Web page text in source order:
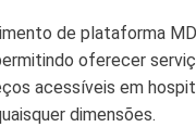
de plataforma
oferecer
acessíveis em
dimensões.